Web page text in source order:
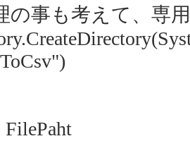
の事も考えて、専